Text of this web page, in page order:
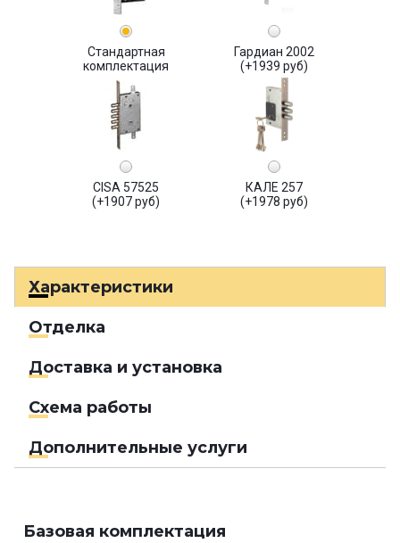
Стандартная
комплектация
Гардиан 2002
(+1939 руб)
CISA 57525
(+1907 руб)
КАЛЕ 257
(+1978 руб)
Характеристики
Отделка
Доставка и установка
Схема работы
Дополнительные услуги
Базовая комплектация